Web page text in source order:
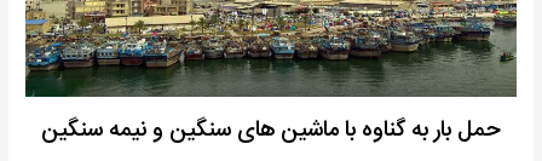
حمل بار به گناوه با ماشین های سنگین و نیمه سنگین